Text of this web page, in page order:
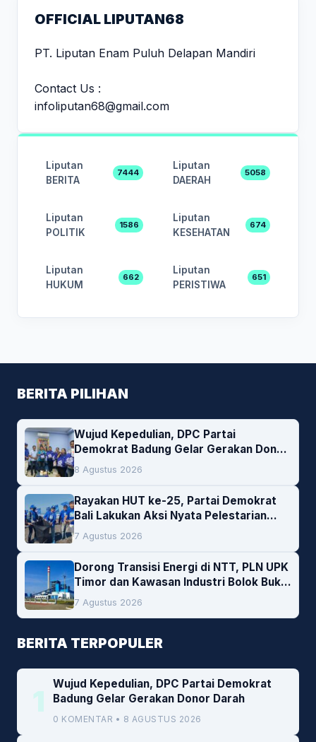
OFFICIAL LIPUTAN68
PT. Liputan Enam Puluh Delapan Mandiri
Contact Us :
infoliputan68@gmail.com
Liputan
BERITA
7444
Liputan
DAERAH
5058
Liputan
POLITIK
1586
Liputan
KESEHATAN
674
Liputan
HUKUM
662
Liputan
PERISTIWA
651
BERITA PILIHAN
Wujud Kepedulian, DPC Partai
Demokrat Badung Gelar Gerakan Donor
Darah
8 Agustus 2026
Rayakan HUT ke-25, Partai Demokrat
Bali Lakukan Aksi Nyata Pelestarian
Lingkungan
7 Agustus 2026
Dorong Transisi Energi di NTT, PLN UPK
Timor dan Kawasan Industri Bolok Buka
Peluang Investasi Woodchip untuk
Cofiring PLTU Bolok
7 Agustus 2026
BERITA TERPOPULER
1
Wujud Kepedulian, DPC Partai Demokrat
Badung Gelar Gerakan Donor Darah
0 KOMENTAR • 8 AGUSTUS 2026